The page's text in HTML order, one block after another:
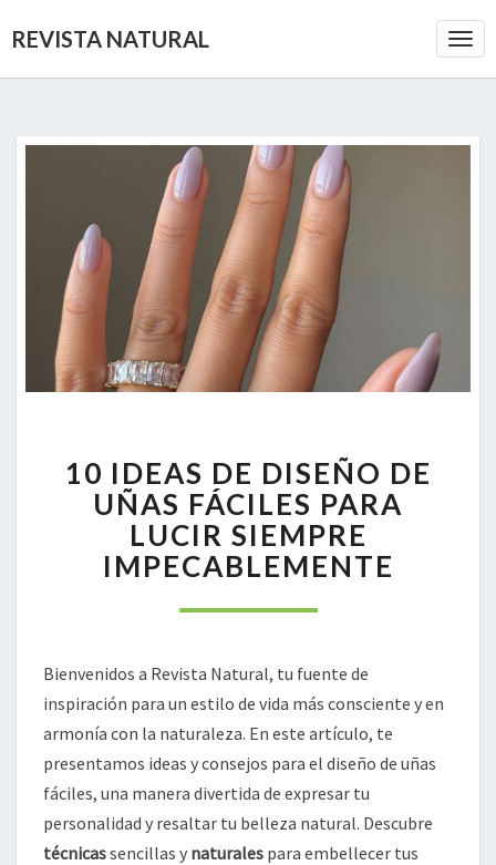
REVISTA NATURAL
IDEAS
DE
DISEÑO
DE
UÑAS
PARA
SIEMPRE
IMPECABLEMENTE
10 IDEAS DE DISEÑO DE
UÑAS FÁCILES PARA
LUCIR SIEMPRE
IMPECABLEMENTE
Bienvenidos a Revista Natural, tu fuente de
inspiración para un estilo de vida más consciente y en
armonía con la naturaleza. En este artículo, te
presentamos ideas y consejos para el diseño de uñas
fáciles, una manera divertida de expresar tu
personalidad y resaltar tu belleza natural. Descubre
técnicassencillas y naturales para embellecer tus